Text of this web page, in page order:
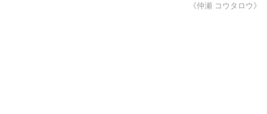
《仲瀬 コウタロウ》